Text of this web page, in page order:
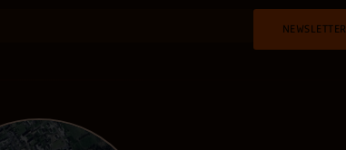
NEWSLETTER